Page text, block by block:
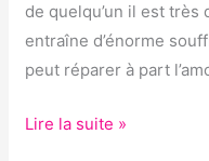
de quelqu’un il est très
entraîne d’énorme
peut réparer à part
Lire la suite »